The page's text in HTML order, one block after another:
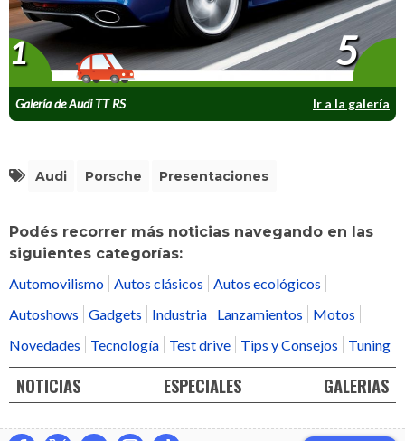
Galería de Audi TT RS Ir a la galería
1 5
Audi Porsche Presentaciones
Podés recorrer más noticias navegando en las
siguientes categorías:
Automovilismo Autos clásicos
Autos ecológicos
Autoshows
Gadgets Industria Lanzamientos
Motos
Novedades
Tecnología Test drive Tips y Consejos Tuning
NOTICIAS ESPECIALES GALERIAS